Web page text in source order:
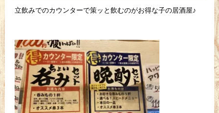
立飲みでのカウンターで策ッと飲むのがお得な子の居酒屋♪